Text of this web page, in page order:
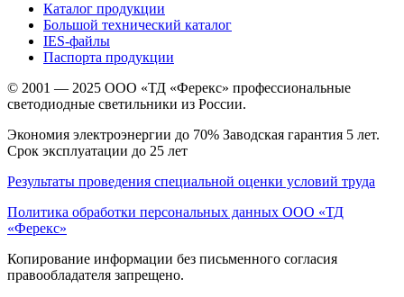
Каталог продукции
Большой технический каталог
IES-файлы
Паспорта продукции
© 2001 — 2025 ООО «ТД «Ферекс» профессиональные
светодиодные светильники из России.
Экономия электроэнергии до 70% Заводская гарантия 5 лет.
Срок эксплуатации до 25 лет
Результаты проведения специальной оценки условий труда
Политика обработки персональных данных ООО «ТД
«Ферекс»
Копирование информации без письменного согласия
правообладателя запрещено.